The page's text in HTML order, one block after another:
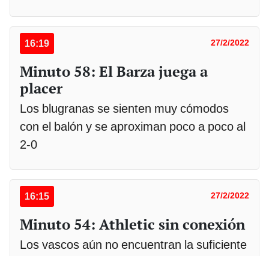
16:19 27/2/2022
Minuto 58: El Barza juega a
placer
Los blugranas se sienten muy cómodos
con el balón y se aproximan poco a poco al
2-0
16:15 27/2/2022
Minuto 54: Athletic sin conexión
Los vascos aún no encuentran la suficiente